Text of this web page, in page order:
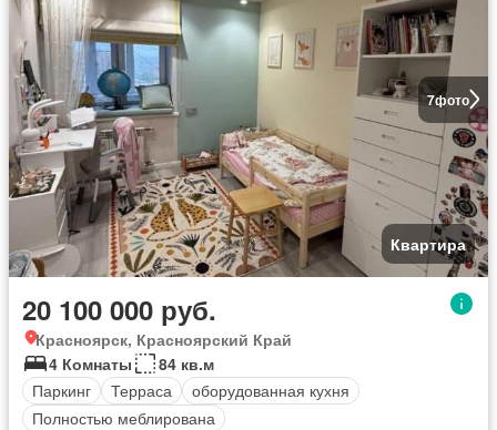
7фото
Квартира
20 100 000 руб.
Красноярск, Красноярский Край
4 Комнаты
84 кв.м
Паркинг
Терраса
оборудованная кухня
Полностью меблирована